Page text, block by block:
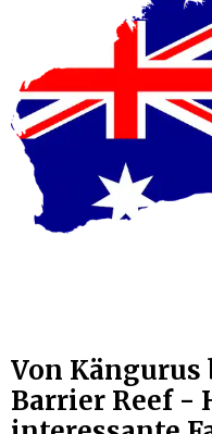
Von Kängurus
Barrier Reef -